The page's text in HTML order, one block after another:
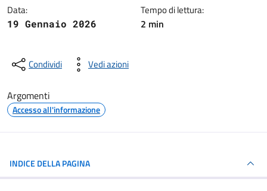
Data:
19 Gennaio 2026
Tempo di lettura:
2 min
Condividi Vedi azioni
Argomenti
Accesso all'informazione
INDICE DELLA PAGINA